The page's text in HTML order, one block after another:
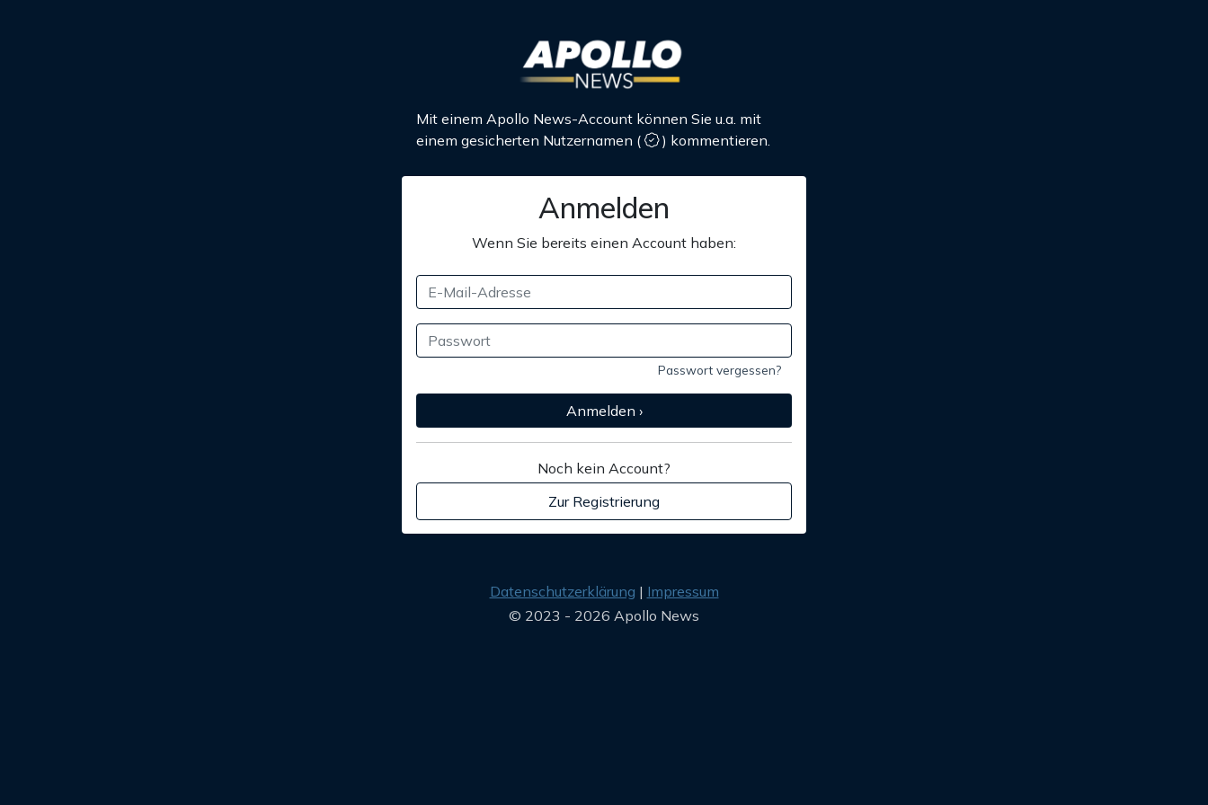
Mit einem Apollo News-Account können Sie u.a. mit
einem gesicherten Nutzernamen ( ) kommentieren.
Anmelden
Wenn Sie bereits einen Account haben:
Passwort vergessen?
Anmelden ›
Noch kein Account?
Zur Registrierung
Datenschutzerklärung
Impressum
© 2023 - 2026 Apollo News